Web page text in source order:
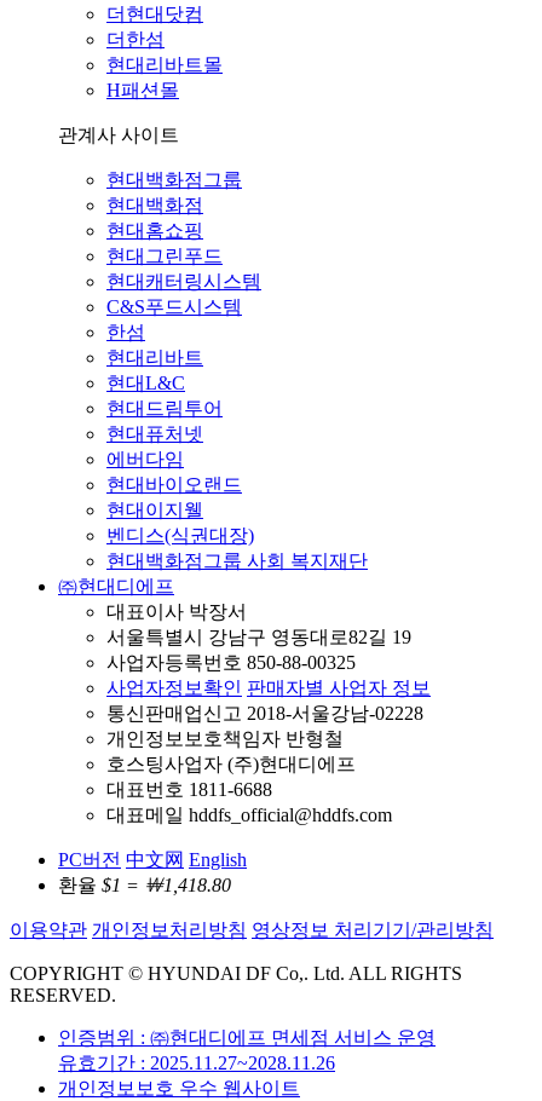
더현대닷컴
더한섬
현대리바트몰
H패션몰
관계사 사이트
현대백화점그룹
현대백화점
현대홈쇼핑
현대그린푸드
현대캐터링시스템
C&S푸드시스템
한섬
현대리바트
현대L&C
현대드림투어
현대퓨처넷
에버다임
현대바이오랜드
현대이지웰
벤디스(식권대장)
현대백화점그룹 사회 복지재단
㈜현대디에프
대표이사 박장서
서울특별시 강남구 영동대로82길 19
사업자등록번호 850-88-00325
사업자정보확인 판매자별 사업자 정보
통신판매업신고 2018-서울강남-02228
개인정보보호책임자 반형철
호스팅사업자 (주)현대디에프
대표번호 1811-6688
대표메일 hddfs_official@hddfs.com
PC버전 中文网 English
환율 $1 = ￦1,418.80
이용약관 개인정보처리방침 영상정보 처리기기/관리방침
COPYRIGHT © HYUNDAI DF Co,. Ltd. ALL RIGHTS
RESERVED.
인증범위 : ㈜현대디에프 면세점 서비스 운영
유효기간 : 2025.11.27~2028.11.26
개인정보보호 우수 웹사이트